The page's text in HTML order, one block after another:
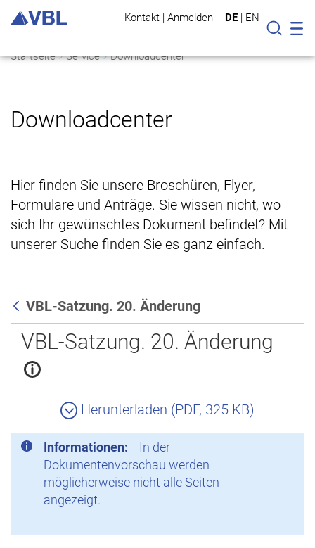
Kontakt | Anmelden DE | EN
Suche
Startseite Service Downloadcenter
Downloadcenter
Hier finden Sie unsere Broschüren, Flyer,
Formulare und Anträge. Sie wissen nicht, wo
sich Ihr gewünschtes Dokument befindet? Mit
unserer Suche finden Sie es ganz einfach.
Zurück
VBL-Satzung. 20. Änderung
VBL-Satzung. 20. Änderung
Herunterladen (PDF, 325 KB)
Informationen:
In der
Dokumentenvorschau werden
möglicherweise nicht alle Seiten
angezeigt.